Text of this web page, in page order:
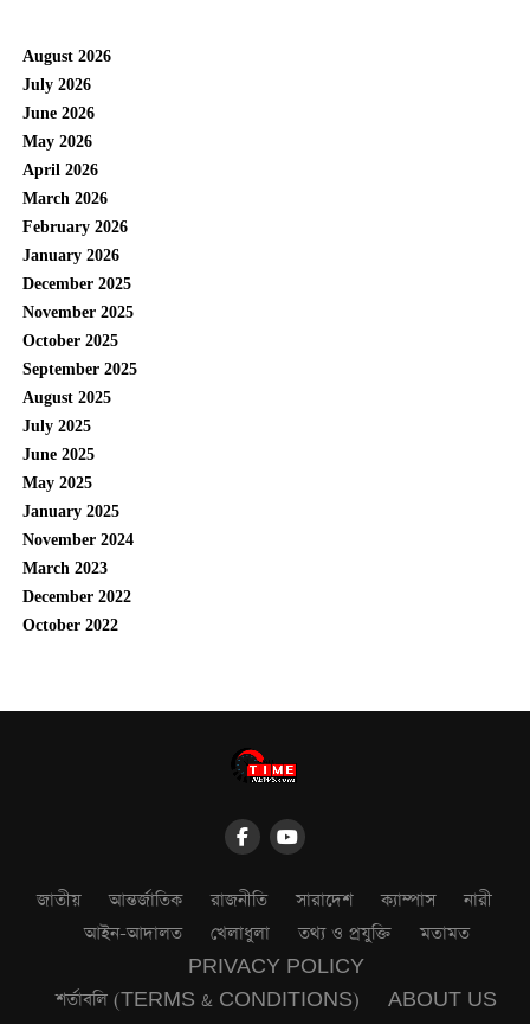
August 2026
July 2026
June 2026
May 2026
April 2026
March 2026
February 2026
January 2026
December 2025
November 2025
October 2025
September 2025
August 2025
July 2025
June 2025
May 2025
January 2025
November 2024
March 2023
December 2022
October 2022
জাতীয় আন্তর্জাতিক রাজনীতি সারাদেশ ক্যাম্পাস
নারী
আইন-আদালত
খেলাধুলা তথ্য ও প্রযুক্তি
মতামত
PRIVACY POLICY
শর্তাবলি (TERMS & CONDITIONS)
ABOUT US